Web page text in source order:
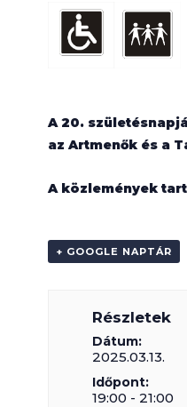
A 20.
az Artmenők és a
A közlemények
+ GOOGLE NAPTÁR
Részletek
Dátum:
2025.03.13.
Időpont:
19:00 - 21:00